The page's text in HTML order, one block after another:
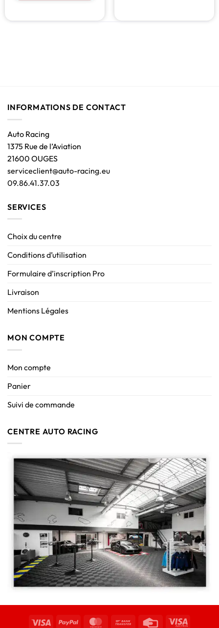
INFORMATIONS DE CONTACT
Auto Racing
1375 Rue de l’Aviation
21600 OUGES
serviceclient@auto-racing.eu
09.86.41.37.03
SERVICES
Choix du centre
Conditions d’utilisation
Formulaire d’inscription Pro
Livraison
Mentions Légales
MON COMPTE
Mon compte
Panier
Suivi de commande
CENTRE AUTO RACING